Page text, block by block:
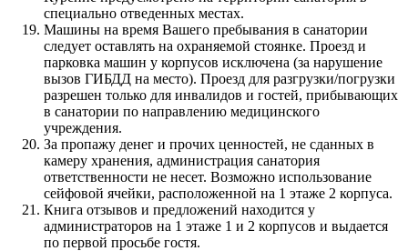
специально отведенных местах.
Машины на время Вашего пребывания в санатории
следует оставлять на охраняемой стоянке. Проезд и
парковка машин у корпусов исключена (за нарушение
вызов ГИБДД на место). Проезд для разгрузки/погрузки
разрешен только для инвалидов и гостей, прибывающих
в санатории по направлению медицинского
учреждения.
За пропажу денег и прочих ценностей, не сданных в
камеру хранения, администрация санатория
ответственности не несет. Возможно использование
сейфовой ячейки, расположенной на 1 этаже 2 корпуса.
Книга отзывов и предложений находится у
администраторов на 1 этаже 1 и 2 корпусов и выдается
по первой просьбе гостя.